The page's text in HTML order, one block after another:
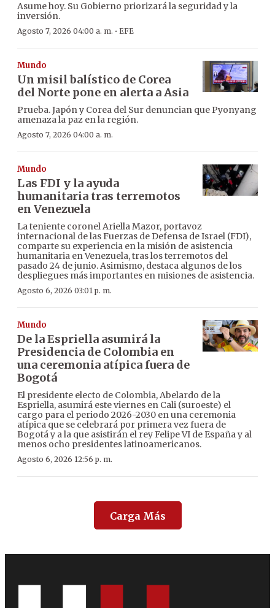
Asume hoy. Su Gobierno priorizará la seguridad y la
inversión.
Agosto 7, 2026 04:00 a. m. · EFE
Mundo
Un misil balístico de Corea
del Norte pone en alerta a Asia
Prueba. Japón y Corea del Sur denuncian que Pyonyang
amenaza la paz en la región.
Agosto 7, 2026 04:00 a. m.
Mundo
Las FDI y la ayuda
humanitaria tras terremotos
en Venezuela
La teniente coronel Ariella Mazor, portavoz
internacional de las Fuerzas de Defensa de Israel (FDI),
comparte su experiencia en la misión de asistencia
humanitaria en Venezuela, tras los terremotos del
pasado 24 de junio. Asimismo, destaca algunos de los
despliegues más importantes en misiones de asistencia.
Agosto 6, 2026 03:01 p. m.
Mundo
De la Espriella asumirá la
Presidencia de Colombia en
una ceremonia atípica fuera de
Bogotá
El presidente electo de Colombia, Abelardo de la
Espriella, asumirá este viernes en Cali (suroeste) el
cargo para el periodo 2026-2030 en una ceremonia
atípica que se celebrará por primera vez fuera de
Bogotá y a la que asistirán el rey Felipe VI de España y al
menos ocho presidentes latinoamericanos.
Agosto 6, 2026 12:56 p. m.
Carga Más